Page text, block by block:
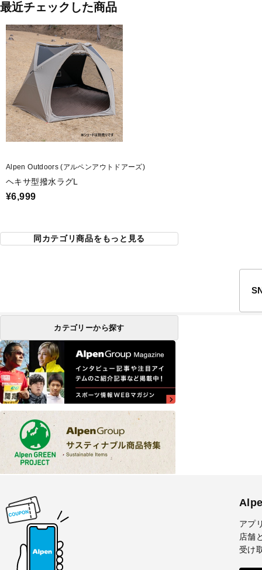
最近チェックした商品
Alpen Outdoors (アルペンアウトドアーズ)
ヘキサ型撥水ラグL
¥6,999
同カテゴリ商品をもっと見る
カテゴリーから探す
アプ
店舗
受け